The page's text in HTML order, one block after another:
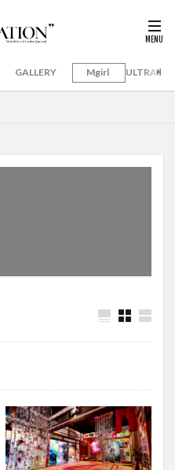
GALLERY Mgirl